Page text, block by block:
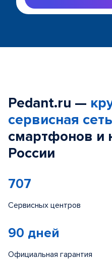
Pedant.ru —
сервисная сеть
смартфонов и
России
707
Сервисных центров
90 дней
Официальная гарантия